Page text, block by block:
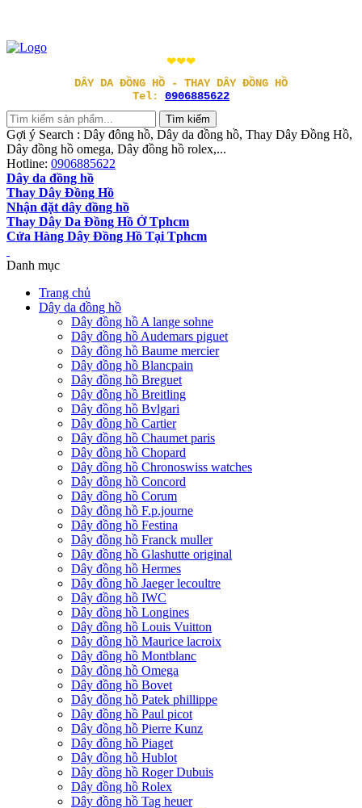
❤❤❤
DÂY DA ĐỒNG HỒ - THAY DÂY ĐỒNG HỒ
Tel: 0906885622
Gợi ý Search : Dây đông hồ, Dây da đồng hồ, Thay Dây Đồng Hồ,
Dây đồng hồ omega, Dây đồng hồ rolex,...
Hotline: 0906885622
Dây da đồng hồ
Thay Dây Đồng Hồ
Nhận đặt dây đồng hồ
Thay Dây Da Đồng Hồ Ở Tphcm
Cửa Hàng Dây Đồng Hồ Tại Tphcm
Danh mục
Trang chủ
Dây da đồng hồ
Dây đồng hồ A lange sohne
Dây đồng hồ Audemars piguet
Dây đồng hồ Baume mercier
Dây đồng hồ Blancpain
Dây đồng hồ Breguet
Dây đồng hồ Breitling
Dây đồng hồ Bvlgari
Dây đồng hồ Cartier
Dây đồng hồ Chaumet paris
Dây đồng hồ Chopard
Dây đồng hồ Chronoswiss watches
Dây đồng hồ Concord
Dây đồng hồ Corum
Dây đồng hồ F.p.journe
Dây đồng hồ Festina
Dây đồng hồ Franck muller
Dây đồng hồ Glashutte original
Dây đồng hồ Hermes
Dây đồng hồ Jaeger lecoultre
Dây đồng hồ IWC
Dây đồng hồ Longines
Dây đồng hồ Louis Vuitton
Dây đồng hồ Maurice lacroix
Dây đồng hồ Montblanc
Dây đồng hồ Omega
Dây đồng hồ Bovet
Dây đồng hồ Patek phillippe
Dây đồng hồ Paul picot
Dây đồng hồ Pierre Kunz
Dây đồng hồ Piaget
Dây đồng hồ Hublot
Dây đồng hồ Roger Dubuis
Dây đồng hồ Rolex
Dây đồng hồ Tag heuer